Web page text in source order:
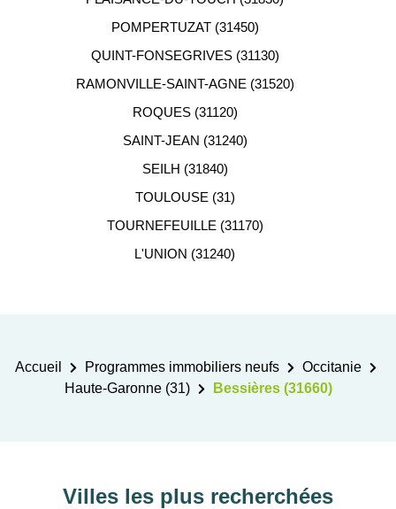
POMPERTUZAT (31450)
QUINT-FONSEGRIVES (31130)
RAMONVILLE-SAINT-AGNE (31520)
ROQUES (31120)
SAINT-JEAN (31240)
SEILH (31840)
TOULOUSE (31)
TOURNEFEUILLE (31170)
L'UNION (31240)
Accueil Programmes immobiliers neufs
Occitanie
Haute-Garonne (31)
Bessières (31660)
Villes les plus recherchées